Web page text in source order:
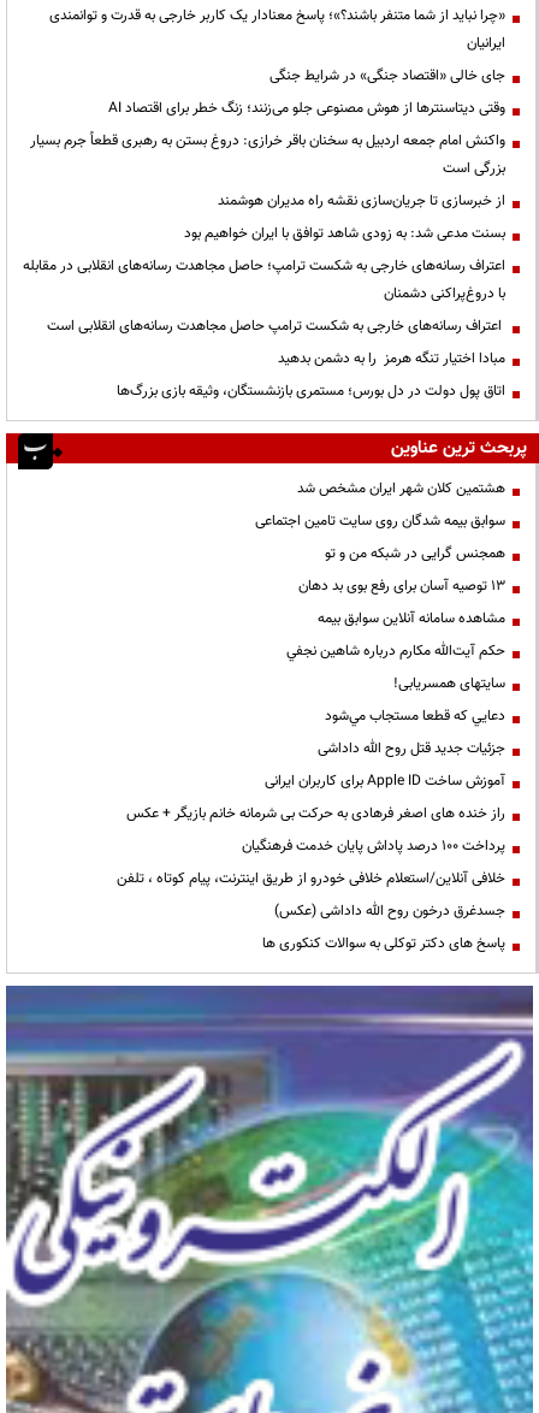
«چرا نباید از شما متنفر باشند؟»؛ پاسخ معنادار یک کاربر خارجی به قدرت و توانمندی
ایرانیان
جای خالی «اقتصاد جنگی» در شرایط جنگی
وقتی دیتاسنترها از هوش مصنوعی جلو می‌زنند؛ زنگ خطر برای اقتصاد AI
واکنش امام جمعه اردبیل به سخنان باقر خرازی: دروغ بستن به رهبری قطعاً جرم بسیار
بزرگی است
از خبرسازی تا جریان‌سازی نقشه راه مدیران هوشمند
بسنت مدعی شد: به زودی شاهد توافق با ایران خواهیم بود
اعتراف رسانه‌های خارجی به شکست ترامپ؛ حاصل مجاهدت رسانه‌های انقلابی در مقابله
با دروغ‌پراکنی دشمنان
اعتراف رسانه‌های خارجی به شکست ترامپ حاصل مجاهدت رسانه‌های انقلابی است
مبادا اختیار تنگه هرمز را به دشمن بدهید
اتاق پول دولت در دل بورس؛ مستمری بازنشستگان، وثیقه بازی بزرگ‌ها
پربحث ترین عناوین
هشتمین کلان شهر ایران مشخص شد
سوابق بیمه شدگان روی سایت تامین اجتماعی
همجنس گرایی در شبکه من و تو
13 توصیه آسان برای رفع بوی بد دهان
مشاهده سامانه آنلاين سوابق بیمه
حكم آيت‌الله مكارم درباره شاهين نجفي
سایتهای همسریابی!
دعايي كه قطعا مستجاب مي‌شود
جزئیات جدید قتل روح الله داداشی
آموزش ساخت Apple ID برای کاربران ایرانی
راز خنده های اصغر فرهادی به حرکت بی شرمانه خانم بازیگر + عکس
پرداخت ۱۰۰ درصد پاداش پایان خدمت فرهنگیان
خلافی آنلاین/استعلام خلافی خودرو از طریق اینترنت، پیام کوتاه ، تلفن
جسدغرق درخون روح الله داداشی (عکس)
پاسخ های دکتر توکلی به سوالات کنکوری ها